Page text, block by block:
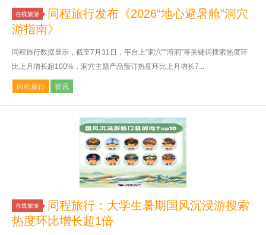
在线旅游
同程旅行发布《2026“地心避暑舱”洞穴
游指南》
同程旅行数据显示，截至7月31日，平台上“洞穴”“溶洞”等关键词搜索热度环
比上月增长超100%，洞穴主题产品预订热度环比上月增长7...
同程旅行 资讯
在线旅游
同程旅行：大学生暑期国风沉浸游搜索
热度环比增长超1倍